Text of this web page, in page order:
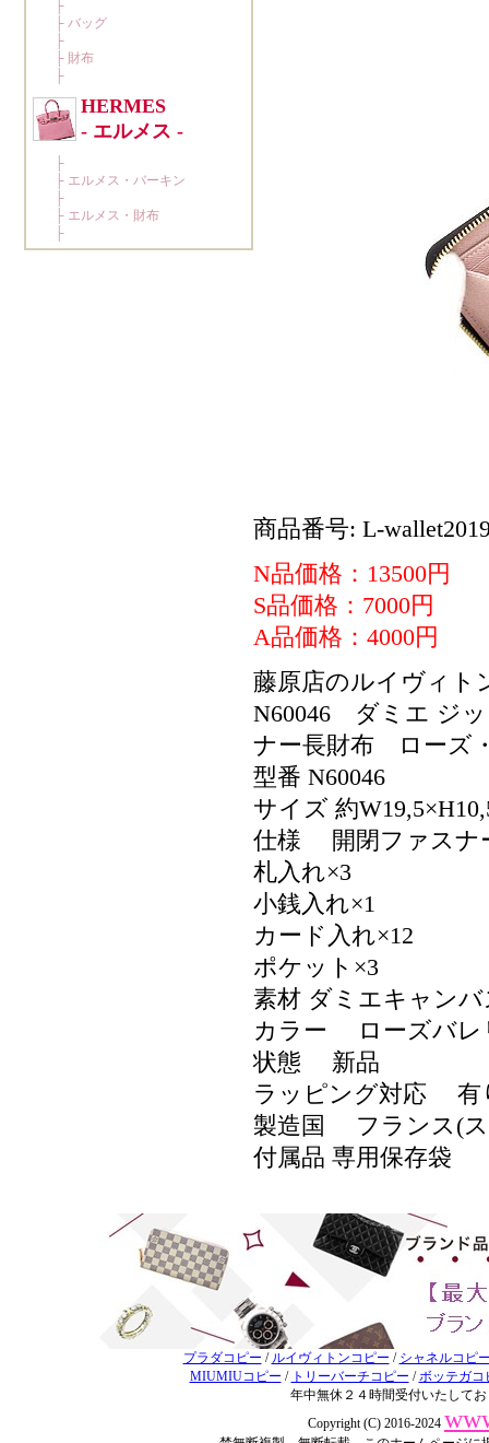
商品番号: L-
N品価格：13500円
S品価格：7000円
A品価格：4000円
藤原店のルイヴィト
N60046 ダミエ ジ
ナー長財布 ローズ
型番 N60046
サイズ 約
仕様 開閉ファスナ
札入れ×3
小銭入れ×1
カード入れ×12
ポケット×3
素材 ダミエキャン
カラー ローズバレ
状態 新品
ラッピング対応
製造国 フランス(
付属品 専用保存袋
プラダコピー / ルイヴィトンコピー / シャネルコピ
MIUMIUコピー / トリーバーチコピー /ボッテガコ
年中無休２４時間受付いたして
Copyright (C) 2016-2024